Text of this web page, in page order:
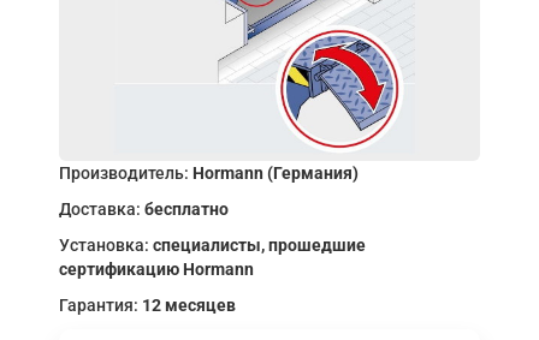
Производитель: Hormann (Германия)
Доставка: бесплатно
Установка: специалисты, прошедшие
сертификацию Hormann
Гарантия: 12 месяцев